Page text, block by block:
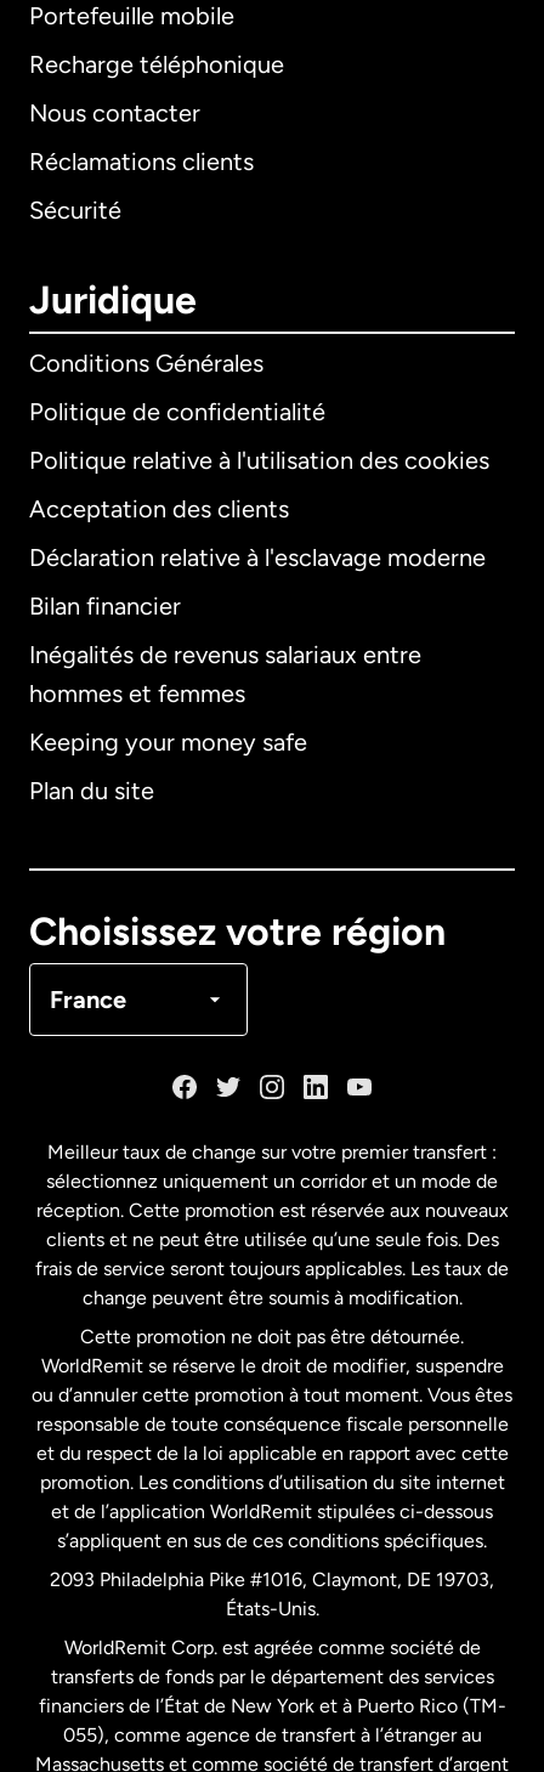
Portefeuille mobile
Recharge téléphonique
Nous contacter
Réclamations clients
Sécurité
Juridique
Conditions Générales
Politique de confidentialité
Politique relative à l'utilisation des cookies
Acceptation des clients
Déclaration relative à l'esclavage moderne
Bilan financier
Inégalités de revenus salariaux entre
hommes et femmes
Keeping your money safe
Plan du site
Choisissez votre région
France
International
Allemagne
Français
États-Unis English
États-Unis Español
France
Malaisie
Nouvelle-Zélande
Pays-Bas
Royaume-Uni
Suède
Meilleur taux de change sur votre premier transfert :
sélectionnez uniquement un corridor et un mode de
réception. Cette promotion est réservée aux nouveaux
clients et ne peut être utilisée qu’une seule fois. Des
frais de service seront toujours applicables. Les taux de
change peuvent être soumis à modification.
Cette promotion ne doit pas être détournée.
WorldRemit se réserve le droit de modifier, suspendre
ou d’annuler cette promotion à tout moment. Vous êtes
responsable de toute conséquence fiscale personnelle
et du respect de la loi applicable en rapport avec cette
promotion. Les conditions d’utilisation du site internet
et de l’application WorldRemit stipulées ci-dessous
s’appliquent en sus de ces conditions spécifiques.
2093 Philadelphia Pike #1016, Claymont, DE 19703,
États-Unis.
WorldRemit Corp. est agréée comme société de
transferts de fonds par le département des services
financiers de l’État de New York et à Puerto Rico (TM-
055), comme agence de transfert à l’étranger au
Massachusetts et comme société de transfert d’argent